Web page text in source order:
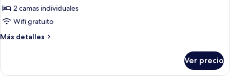
2 camas individuales
Wifi gratuito
Más detalles
Más
Ver precio